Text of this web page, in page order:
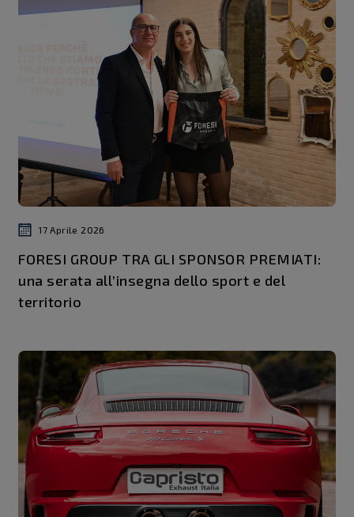
17 Aprile 2026
FORESI GROUP TRA GLI SPONSOR PREMIATI:
una serata all’insegna dello sport e del
territorio